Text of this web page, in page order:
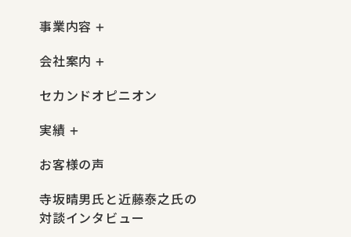
事業内容
会社案内
セカンドオピニオン
実績
お客様の声
寺坂晴男氏と近藤泰之氏の
対談インタビュー